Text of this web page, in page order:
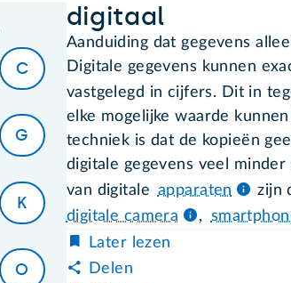
C
G
K
O
digitaal
Aanduiding dat gegevens
Digitale gegevens kunnen
vastgelegd in cijfers. Dit in
elke mogelijke waarde
techniek is dat de kopieën
digitale gegevens veel
van digitale apparaten zijn
digitale camera
,
Later lezen
Delen